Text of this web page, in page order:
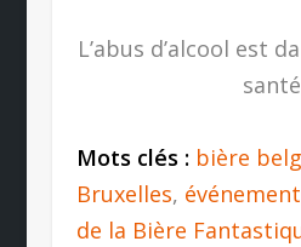
L’abus d’alcool est
santé
Mots clés : bière
Bruxelles,
de la Bière